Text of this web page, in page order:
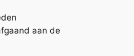
aan de